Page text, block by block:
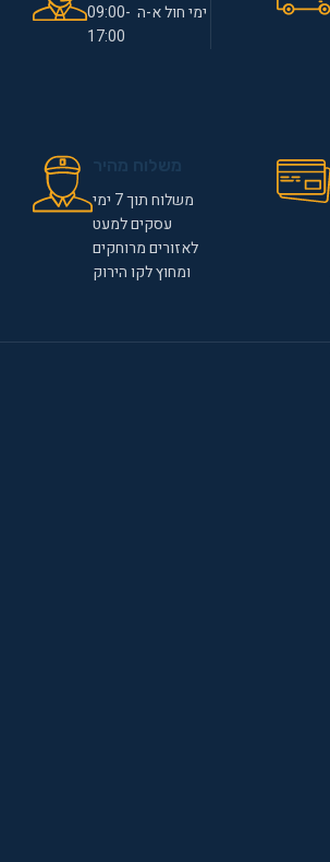
ימי חול א-ה 09:00-
17:00
משלוח תוך 7 ימי
עסקים למעט
לאזורים מרוחקים
ומחוץ לקו הירוק